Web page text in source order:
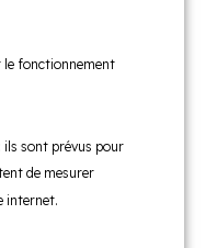
le fonctionnement
: ils sont prévus pour
de mesurer
internet.